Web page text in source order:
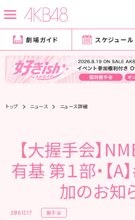
劇場ガイド スケジュール
トップ ニュース ニュース詳細
【大握手会】
有基 第１部・【A
加のお知
2016.12.17 握手会